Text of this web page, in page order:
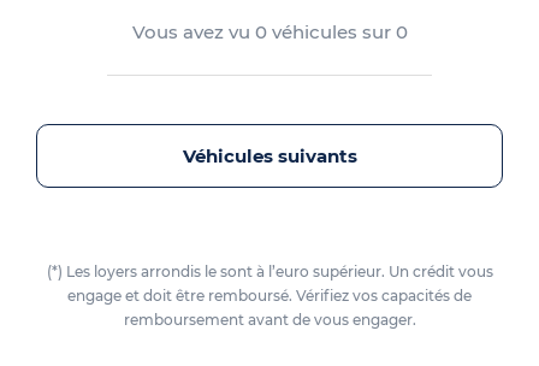
Vous avez vu 0 véhicules sur 0
Véhicules suivants
(*) Les loyers arrondis le sont à l’euro supérieur. Un crédit vous
engage et doit être remboursé. Vérifiez vos capacités de
remboursement avant de vous engager.